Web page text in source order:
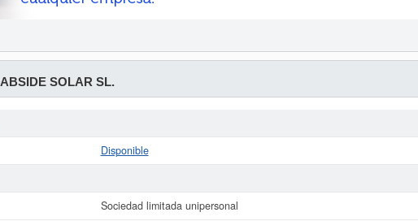
ABSIDE SOLAR SL.
Disponible
Sociedad limitada unipersonal